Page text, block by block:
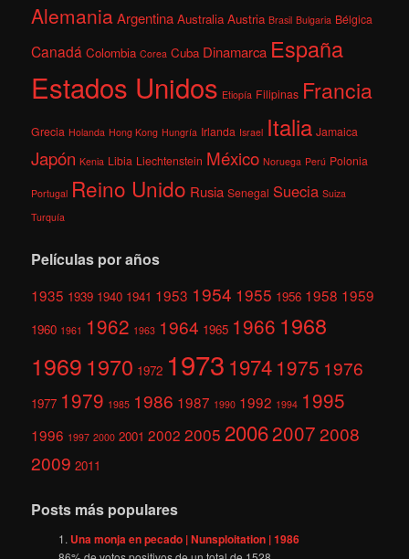
AlemaniaArgentina Australia Austria Brasil Bulgaria Bélgica
Canadá Colombia Corea Cuba Dinamarca España
Estados Unidos Etiopía Filipinas Francia
Grecia Holanda Hong Kong Hungría Irlanda Israel Italia Jamaica
Japón Kenia Libia Liechtenstein México Noruega Perú Polonia
Portugal Reino Unido Rusia Senegal Suecia Suiza
Turquía
Películas por años
1935 1939 1940 1941 1953 1954 1955 1956 1958 1959
1960 1961 1962 1963 1964 1965 1966 1968
1969 1970 1972 1973 1974 1975 1976
1977 1979 1985 1986 1987 1990 1992 1994 1995
1996 1997 2000 2001 2002 2005 200620072008
2009 2011
Posts más populares
Una monja en pecado | Nunsploitation | 1986